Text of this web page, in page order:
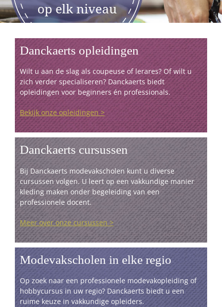
Danckaerts opleidingen
Wilt u aan de slag als coupeuse of lerares? Of wilt u
zich verder specialiseren? Danckaerts biedt
opleidingen voor beginners én professionals.
Bekijk onze opleidingen >
Danckaerts cursussen
Bij Danckaerts modevakscholen kunt u diverse
cursussen volgen. U leert op een vakkundige manier
kleding maken onder begeleiding van een
professionele docent.
Meer over onze cursussen >
Modevakscholen in elke regio
Op zoek naar een professionele modevakopleiding of
hobbycursus in uw regio? Danckaerts biedt u een
ruime keuze in vakkundige opleiders.